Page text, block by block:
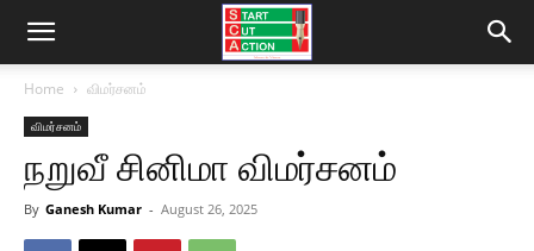
Home விமர்சனம்
விமர்சனம்
நறுவீ சினிமா விமர்சனம்
By Ganesh Kumar - August 26, 2025